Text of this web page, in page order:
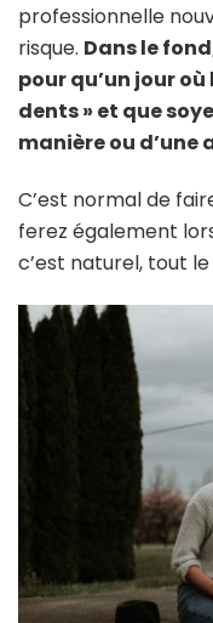
professionnelle
risque. Dans le
pour qu’un jour où
dents » et que
manière ou d’une
C’est normal de
ferez également
c’est naturel, tout